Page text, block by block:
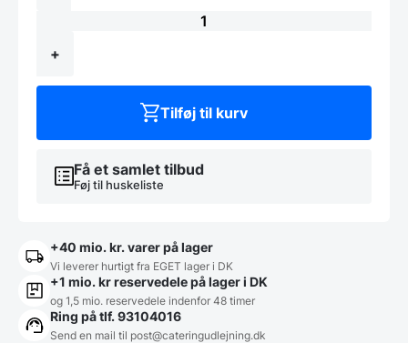
+
Få et samlet tilbud
Føj til huskeliste
Tilføj til kurv
+40 mio. kr. varer på lager
Vi leverer hurtigt fra EGET lager i DK
+1 mio. kr reservedele på lager i DK
og 1,5 mio. reservedele indenfor 48 timer
Ring på tlf. 93104016
Send en mail til post@cateringudlejning.dk